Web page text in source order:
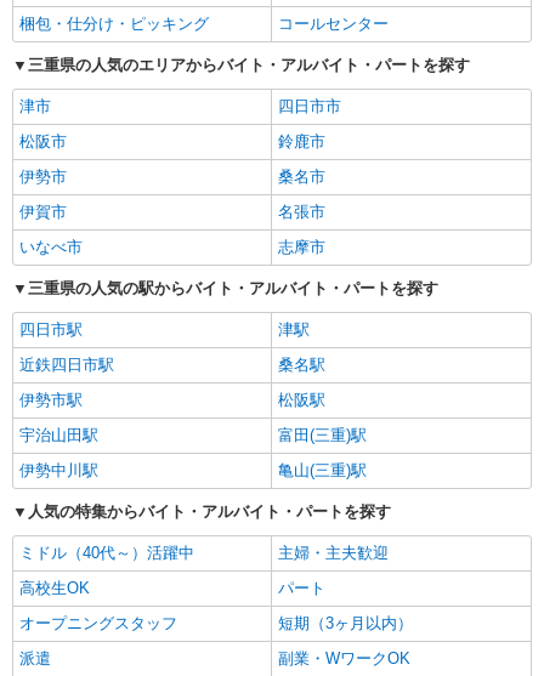
梱包・仕分け・ピッキング
コールセンター
三重県の人気のエリアからバイト・アルバイト・パートを探す
津市
四日市市
松阪市
鈴鹿市
伊勢市
桑名市
伊賀市
名張市
いなべ市
志摩市
三重県の人気の駅からバイト・アルバイト・パートを探す
四日市駅
津駅
近鉄四日市駅
桑名駅
伊勢市駅
松阪駅
宇治山田駅
富田(三重)駅
伊勢中川駅
亀山(三重)駅
人気の特集からバイト・アルバイト・パートを探す
ミドル（40代～）活躍中
主婦・主夫歓迎
高校生OK
パート
オープニングスタッフ
短期（3ヶ月以内）
派遣
副業・WワークOK